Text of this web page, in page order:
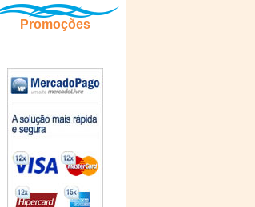
Promoções